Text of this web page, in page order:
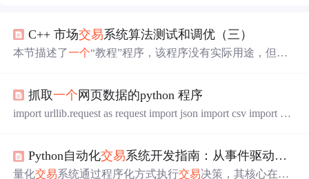
C++ 市场交易系统算法测试和调优（三）
本节描述了一个“教程”程序，该程序没有实际用途，但详
的 交易系统，并计算上几节中讨论的数量。本节的目的是
巩固我们正在处理的概念，让读者熟悉计算量的真正含
几百个。否则，计算出的边界会有太多的随机变化，不切
实际。fail_rate:计算界限的期望失败率。这是之前讨论过的
抓取一个 网页数据的python 程序
import urllib.request as request import json import csv import xl
# 保存...
Python自动化交易系统开发指南：从事件驱动架构到实盘部署
量化交易系统通过程序化方式执行交易决策，其核心在于